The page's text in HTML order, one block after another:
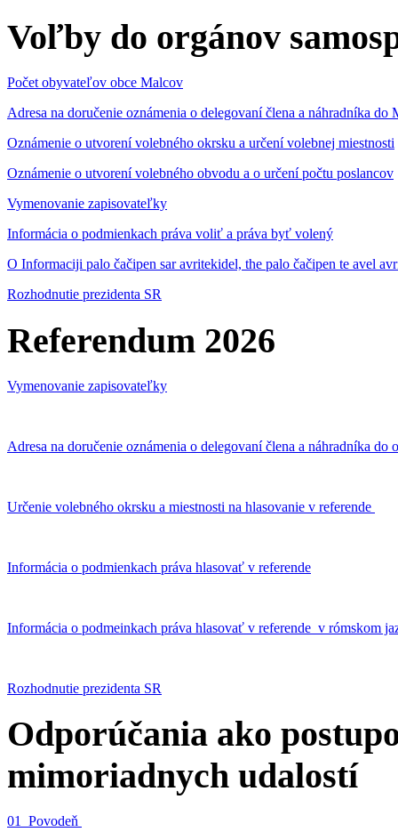
Voľby do orgánov
Počet obyvateľov obce Malcov
Adresa na doručenie oznámenia o delegovaní člena a náhradníka
Oznámenie o utvorení volebného okrsku a určení volebnej miestnosti
Oznámenie o utvorení volebného obvodu a o určení počtu poslancov
Vymenovanie zapisovateľky
Informácia o podmienkach práva voliť a práva byť volený
O Informaciji palo čačipen sar avritekidel, the palo čačipen te avel
Rozhodnutie prezidenta SR
Referendum 2026
Vymenovanie zapisovateľky
Adresa na doručenie oznámenia o delegovaní člena a náhradníka
Určenie volebného okrsku a miestnosti na hlasovanie v referende
Informácia o podmienkach práva hlasovať v referende
Informácia o podmeinkach práva hlasovať v referende v rómskom
Rozhodnutie prezidenta SR
Odporúčania ako
mimoriadnych udalostí
01_Povodeň